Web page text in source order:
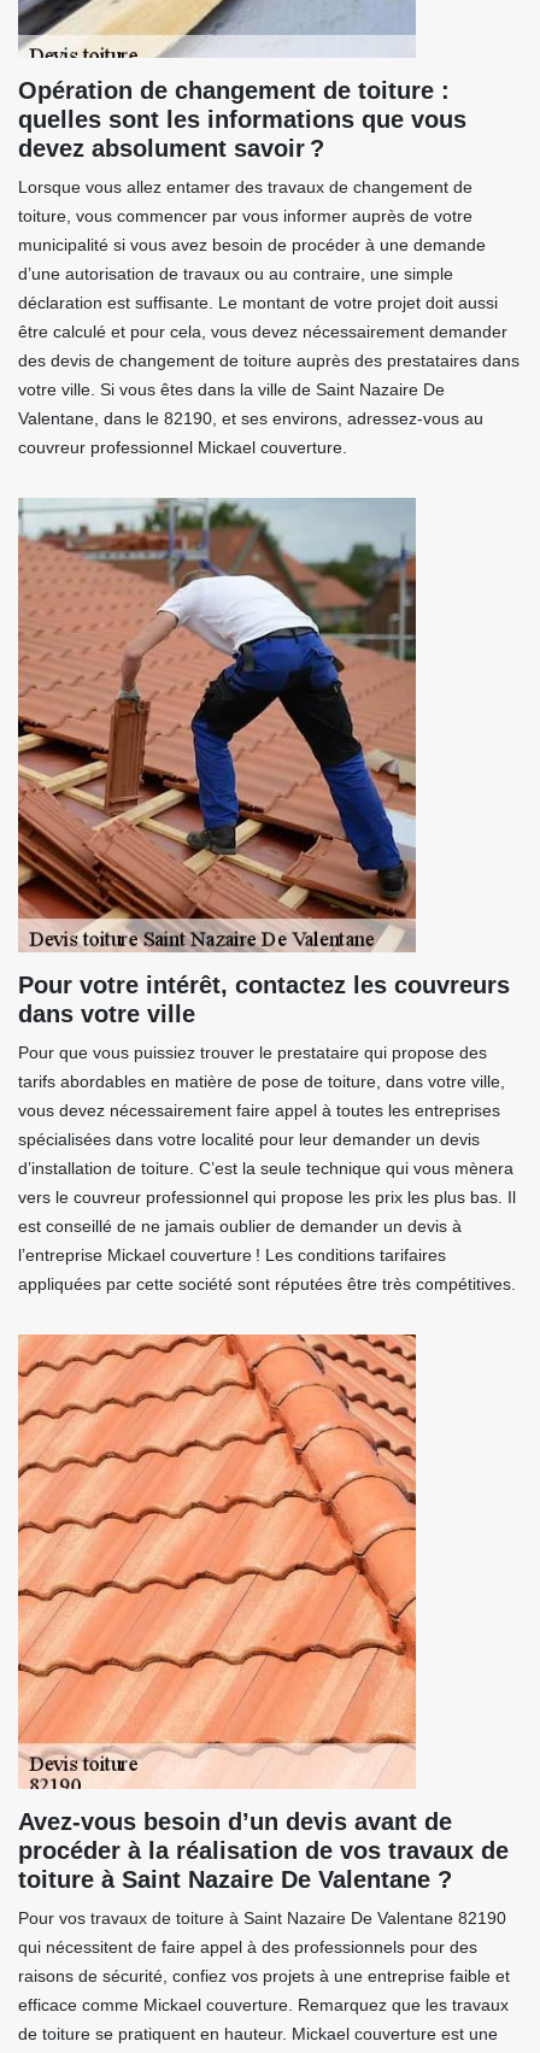
Opération de changement de toiture :
quelles sont les informations que vous
devez absolument savoir ?
Lorsque vous allez entamer des travaux de changement de
toiture, vous commencer par vous informer auprès de votre
municipalité si vous avez besoin de procéder à une demande
d’une autorisation de travaux ou au contraire, une simple
déclaration est suffisante. Le montant de votre projet doit aussi
être calculé et pour cela, vous devez nécessairement demander
des devis de changement de toiture auprès des prestataires dans
votre ville. Si vous êtes dans la ville de Saint Nazaire De
Valentane, dans le 82190, et ses environs, adressez-vous au
couvreur professionnel Mickael couverture.
Pour votre intérêt, contactez les couvreurs
dans votre ville
Pour que vous puissiez trouver le prestataire qui propose des
tarifs abordables en matière de pose de toiture, dans votre ville,
vous devez nécessairement faire appel à toutes les entreprises
spécialisées dans votre localité pour leur demander un devis
d’installation de toiture. C’est la seule technique qui vous mènera
vers le couvreur professionnel qui propose les prix les plus bas. Il
est conseillé de ne jamais oublier de demander un devis à
l’entreprise Mickael couverture ! Les conditions tarifaires
appliquées par cette société sont réputées être très compétitives.
Avez-vous besoin d’un devis avant de
procéder à la réalisation de vos travaux de
toiture à Saint Nazaire De Valentane ?
Pour vos travaux de toiture à Saint Nazaire De Valentane 82190
qui nécessitent de faire appel à des professionnels pour des
raisons de sécurité, confiez vos projets à une entreprise faible et
efficace comme Mickael couverture. Remarquez que les travaux
de toiture se pratiquent en hauteur. Mickael couverture est une